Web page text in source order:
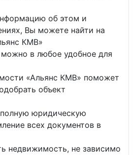
об этом и
Вы можете найти на
КМВ»
в любое удобное для
«Альянс КМВ» поможет
объект
юридическую
всех документов в
недвижимость, не зависимо